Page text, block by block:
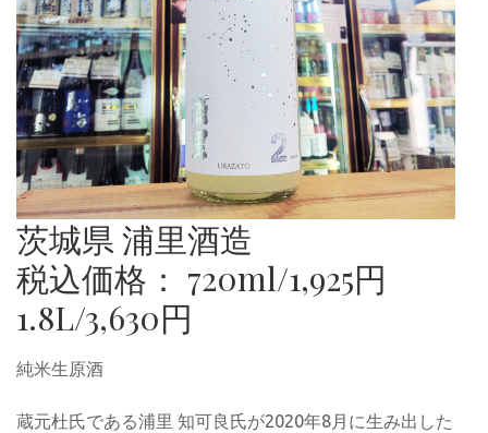
茨城県 浦里酒造
税込価格： 720ml/1,925円
1.8L/3,630円
純米生原酒
蔵元杜氏である浦里 知可良氏が2020年8月に生み出した